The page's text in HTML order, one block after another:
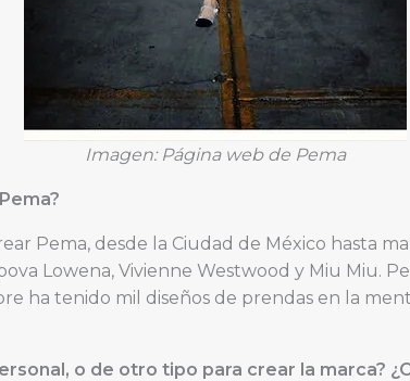
Imagen: Página web de Pema
Pema, desde la Ciudad de México hasta
Lowena, Vivienne Westwood y Miu Miu.
ha tenido mil diseños de prendas en la
o de otro tipo para crear la marca?